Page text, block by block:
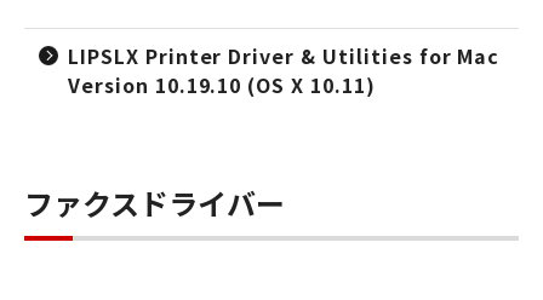
LIPSLX Printer Driver & Utilities for Mac
Version 10.19.10 (OS X 10.11)
ファクスドライバー